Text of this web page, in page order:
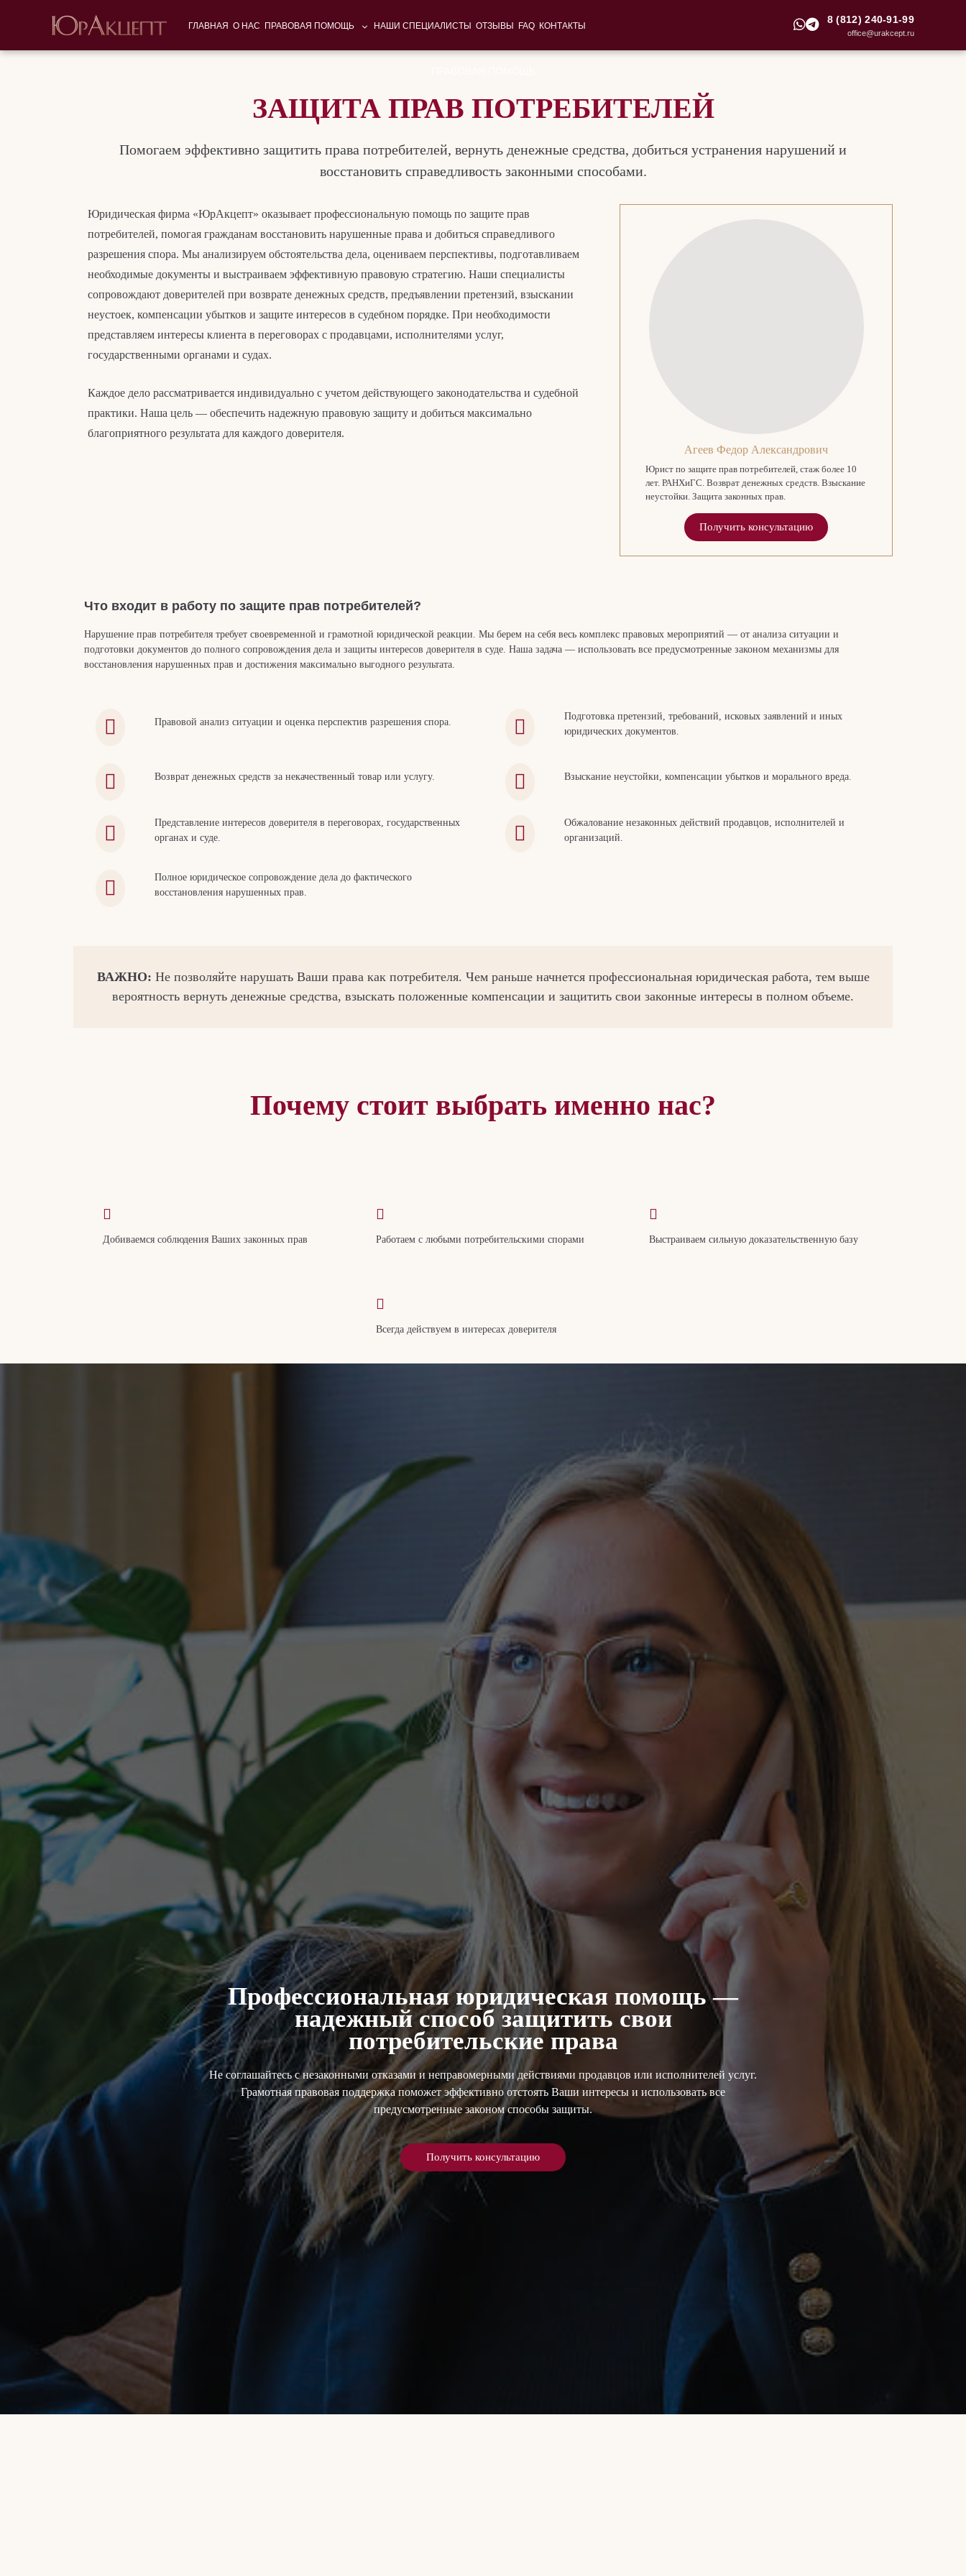
ГЛАВНАЯ О НАС ПРАВОВАЯ ПОМОЩЬ НАШИ СПЕЦИАЛИСТЫ ОТЗЫВЫ FAQ КОНТАКТЫ
8 (812) 240-91-99
office@urakcept.ru
ЗАЩИТА ПРАВ ПОТРЕБИТЕЛЕЙ
Помогаем эффективно защитить права потребителей, вернуть денежные средства, добиться устранения нарушений и
восстановить справедливость законными способами.
Юридическая фирма «ЮрАкцепт» оказывает профессиональную помощь по защите прав
потребителей, помогая гражданам восстановить нарушенные права и добиться справедливого
разрешения спора. Мы анализируем обстоятельства дела, оцениваем перспективы, подготавливаем
необходимые документы и выстраиваем эффективную правовую стратегию. Наши специалисты
сопровождают доверителей при возврате денежных средств, предъявлении претензий, взыскании
неустоек, компенсации убытков и защите интересов в судебном порядке. При необходимости
представляем интересы клиента в переговорах с продавцами, исполнителями услуг,
государственными органами и судах.
Каждое дело рассматривается индивидуально с учетом действующего законодательства и судебной
практики. Наша цель — обеспечить надежную правовую защиту и добиться максимально
благоприятного результата для каждого доверителя.
Агеев Федор Александрович
Юрист по защите прав потребителей, стаж более 10
лет. РАНХиГС. Возврат денежных средств. Взыскание
неустойки. Защита законных прав.
Получить консультацию
Что входит в работу по защите прав потребителей?
Нарушение прав потребителя требует своевременной и грамотной юридической реакции. Мы берем на себя весь комплекс правовых мероприятий — от анализа ситуации и
подготовки документов до полного сопровождения дела и защиты интересов доверителя в суде. Наша задача — использовать все предусмотренные законом механизмы для
восстановления нарушенных прав и достижения максимально выгодного результата.
Правовой анализ ситуации и оценка перспектив разрешения спора.
Подготовка претензий, требований, исковых заявлений и иных
юридических документов.
Возврат денежных средств за некачественный товар или услугу. Взыскание неустойки, компенсации убытков и морального вреда.
Представление интересов доверителя в переговорах, государственных
органах и суде.
Обжалование незаконных действий продавцов, исполнителей и
организаций.
Полное юридическое сопровождение дела до фактического
восстановления нарушенных прав.
ВАЖНО: Не позволяйте нарушать Ваши права как потребителя. Чем раньше начнется профессиональная юридическая работа, тем выше
вероятность вернуть денежные средства, взыскать положенные компенсации и защитить свои законные интересы в полном объеме.
Почему стоит выбрать именно нас?
Добиваемся соблюдения Ваших законных прав Работаем с любыми потребительскими спорами Выстраиваем сильную доказательственную базу
Всегда действуем в интересах доверителя
Профессиональная юридическая помощь —
надежный способ защитить свои
потребительские права
Не соглашайтесь с незаконными отказами и неправомерными действиями продавцов или исполнителей услуг.
Грамотная правовая поддержка поможет эффективно отстоять Ваши интересы и использовать все
предусмотренные законом способы защиты.
Получить консультацию